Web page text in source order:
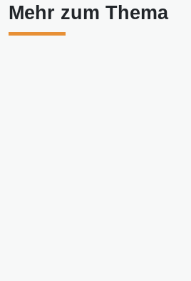
Mehr zum Thema